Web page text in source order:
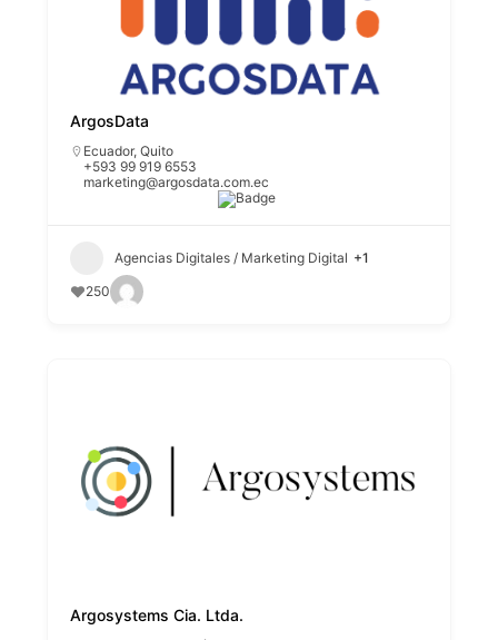
ArgosData
Ecuador,Quito
+593 99 919 6553
marketing@argosdata.com.ec
Agencias Digitales / Marketing Digital +1
250
Argosystems Cia. Ltda.